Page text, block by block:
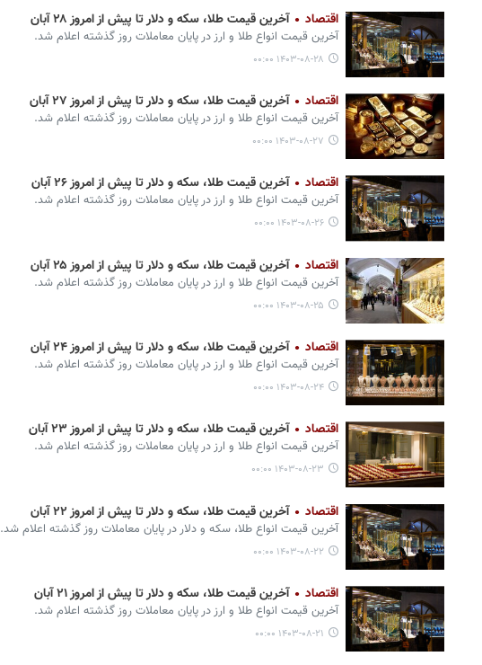
اقتصاد آخرین قیمت طلا، سکه و دلار تا پیش از امروز ۲۸ آبان
آخرین قیمت انواع طلا و ارز در پایان معاملات روز گذشته اعلام شد.
۱۴۰۳-۰۸-۲۸ ۰۰:۰۰
اقتصاد آخرین قیمت طلا، سکه و دلار تا پیش از امروز ۲۷ آبان
آخرین قیمت انواع طلا و ارز در پایان معاملات روز گذشته اعلام شد.
۱۴۰۳-۰۸-۲۷ ۰۰:۰۰
اقتصاد آخرین قیمت طلا، سکه و دلار تا پیش از امروز ۲۶ آبان
آخرین قیمت انواع طلا و ارز در پایان معاملات روز گذشته اعلام شد.
۱۴۰۳-۰۸-۲۶ ۰۰:۰۰
اقتصاد آخرین قیمت طلا، سکه و دلار تا پیش از امروز ۲۵ آبان
آخرین قیمت انواع طلا و ارز در پایان معاملات روز گذشته اعلام شد.
۱۴۰۳-۰۸-۲۵ ۰۰:۰۰
اقتصاد آخرین قیمت طلا، سکه و دلار تا پیش از امروز ۲۴ آبان
آخرین قیمت انواع طلا و ارز در پایان معاملات روز گذشته اعلام شد.
۱۴۰۳-۰۸-۲۴ ۰۰:۰۰
اقتصاد آخرین قیمت طلا، سکه و دلار تا پیش از امروز ۲۳ آبان
آخرین قیمت انواع طلا و ارز در پایان معاملات روز گذشته اعلام شد.
۱۴۰۳-۰۸-۲۳ ۰۰:۰۰
اقتصاد آخرین قیمت طلا، سکه و دلار تا پیش از امروز ۲۲ آبان
آخرین قیمت انواع طلا، سکه و دلار در پایان معاملات روز گذشته اعلام شد.
۱۴۰۳-۰۸-۲۲ ۰۰:۰۰
اقتصاد آخرین قیمت طلا، سکه و دلار تا پیش از امروز ۲۱ آبان
آخرین قیمت انواع طلا و ارز در پایان معاملات روز گذشته اعلام شد.
۱۴۰۳-۰۸-۲۱ ۰۰:۰۰